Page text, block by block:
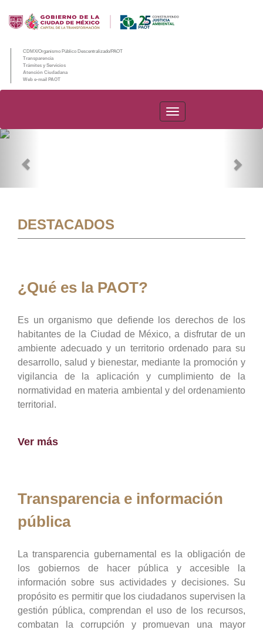
CDMX/Organismo Público Descentralizado/PAOT
Transparencia
Trámites y Servicios
Atención Ciudadana
Web e-mail PAOT
PAOT
DESTACADOS
¿Qué es la PAOT?
Es un organismo que defiende los derechos de los
habitantes de la Ciudad de México, a disfrutar de un
ambiente adecuado y un territorio ordenado para su
desarrollo, salud y bienestar, mediante la promoción y
vigilancia de la aplicación y cumplimiento de la
normatividad en materia ambiental y del ordenamiento
territorial.
Ver más
Transparencia e información
pública
La transparencia gubernamental es la obligación de
los gobiernos de hacer pública y accesible la
información sobre sus actividades y decisiones. Su
propósito es permitir que los ciudadanos supervisen la
gestión pública, comprendan el uso de los recursos,
combatan la corrupción y promuevan una mayor